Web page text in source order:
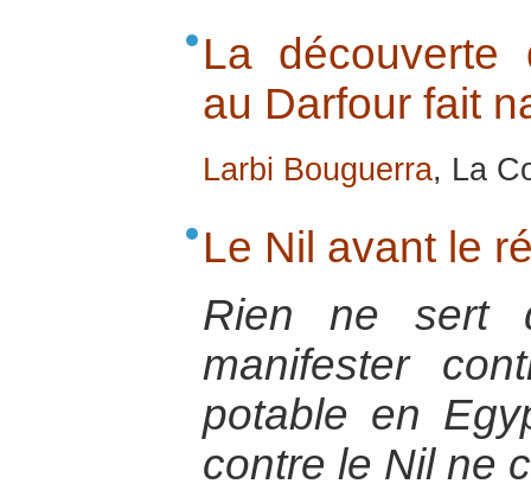
La découverte
au Darfour fait
Larbi Bouguerra, La
Le Nil avant le
Rien ne sert
manifester
potable en
contre le Nil ne